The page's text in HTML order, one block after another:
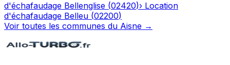
d'échafaudage Bellenglise (02420)› Location
d'échafaudage Belleu (02200)
Voir toutes les communes du Aisne →